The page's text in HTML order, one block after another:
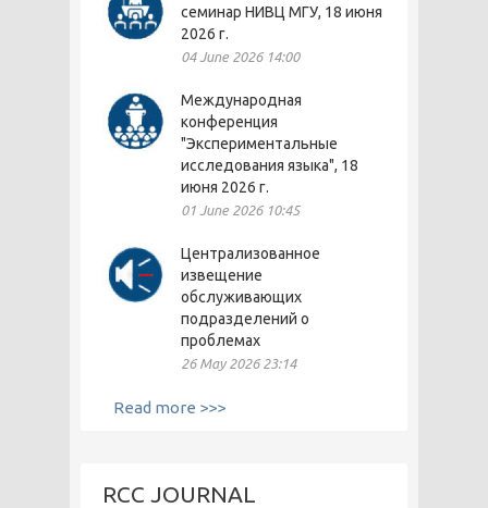
семинар НИВЦ МГУ, 18 июня
2026 г.
04 June 2026 14:00
Международная
конференция
"Экспериментальные
исследования языка", 18
июня 2026 г.
01 June 2026 10:45
Централизованное
извещение
обслуживающих
подразделений о
проблемах
26 May 2026 23:14
Read more >>>
RCC JOURNAL